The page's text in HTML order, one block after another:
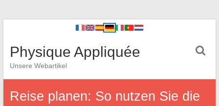
Physique Appliquée
Unsere Webartikel
Reise planen: So nutzen Sie die